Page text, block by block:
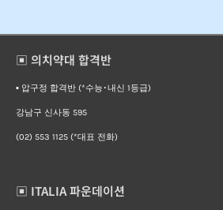
▣ 의치약대 합격반
▪︎ 압구정 합격반 (*수능･내신 1등급)
강남구 신사동 595
(02) 553 1125 (*대표 전화)
▣ ITALIA 파운데이션